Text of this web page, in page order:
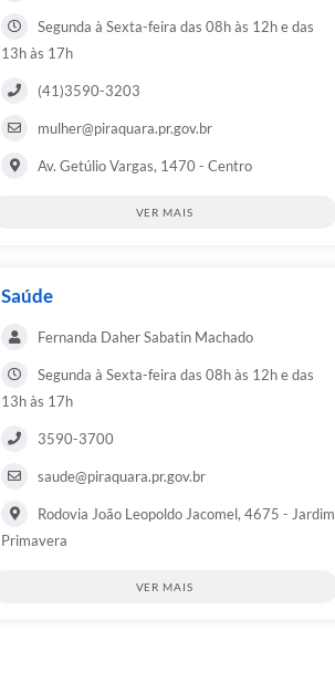
Segunda à Sexta-feira das 08h às 12h e das
13h às 17h
(41)3590-3203
mulher@piraquara.pr.gov.br
Av. Getúlio Vargas, 1470 - Centro
VER MAIS
Saúde
Fernanda Daher Sabatin Machado
Segunda à Sexta-feira das 08h às 12h e das
13h às 17h
3590-3700
saude@piraquara.pr.gov.br
Rodovia João Leopoldo Jacomel, 4675 - Jardim
Primavera
VER MAIS